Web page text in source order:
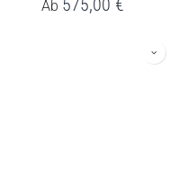
Ab 575,00 €